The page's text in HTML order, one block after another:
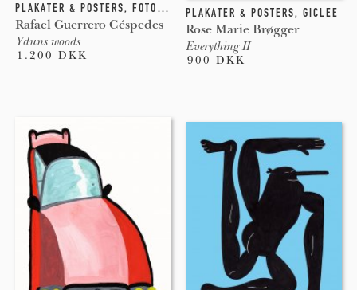
PLAKATER & POSTERS, FOTOGRAFI
Rafael Guerrero Céspedes
Yduns woods
1.200 DKK
PLAKATER & POSTERS, GICLEE
Rose Marie Brøgger
Everything II
900 DKK